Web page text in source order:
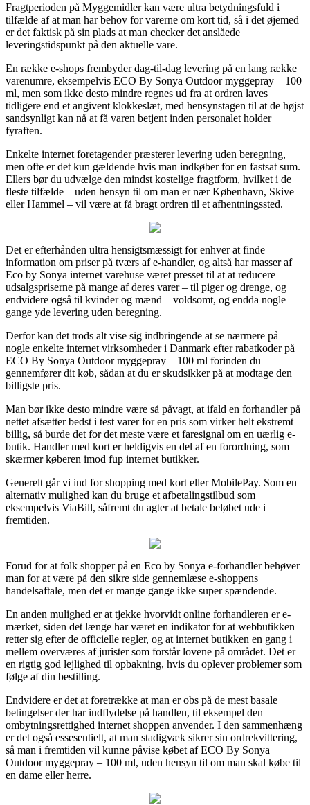
Fragtperioden på Myggemidler kan være ultra betydningsfuld i
tilfælde af at man har behov for varerne om kort tid, så i det øjemed
er det faktisk på sin plads at man checker det anslåede
leveringstidspunkt på den aktuelle vare.
En række e-shops frembyder dag-til-dag levering på en lang række
varenumre, eksempelvis ECO By Sonya Outdoor myggepray – 100
ml, men som ikke desto mindre regnes ud fra at ordren laves
tidligere end et angivent klokkeslæt, med hensynstagen til at de højst
sandsynligt kan nå at få varen betjent inden personalet holder
fyraften.
Enkelte internet foretagender præsterer levering uden beregning,
men ofte er det kun gældende hvis man indkøber for en fastsat sum.
Ellers bør du udvælge den mindst kostelige fragtform, hvilket i de
fleste tilfælde – uden hensyn til om man er nær København, Skive
eller Hammel – vil være at få bragt ordren til et afhentningssted.
Det er efterhånden ultra hensigtsmæssigt for enhver at finde
information om priser på tværs af e-handler, og altså har masser af
Eco by Sonya internet varehuse været presset til at at reducere
udsalgspriserne på mange af deres varer – til piger og drenge, og
endvidere også til kvinder og mænd – voldsomt, og endda nogle
gange yde levering uden beregning.
Derfor kan det trods alt vise sig indbringende at se nærmere på
nogle enkelte internet virksomheder i Danmark efter rabatkoder på
ECO By Sonya Outdoor myggepray – 100 ml forinden du
gennemfører dit køb, sådan at du er skudsikker på at modtage den
billigste pris.
Man bør ikke desto mindre være så påvagt, at ifald en forhandler på
nettet afsætter bedst i test varer for en pris som virker helt ekstremt
billig, så burde det for det meste være et faresignal om en uærlig e-
butik. Handler med kort er heldigvis en del af en forordning, som
skærmer køberen imod fup internet butikker.
Generelt går vi ind for shopping med kort eller MobilePay. Som en
alternativ mulighed kan du bruge et afbetalingstilbud som
eksempelvis ViaBill, såfremt du agter at betale beløbet ude i
fremtiden.
Forud for at folk shopper på en Eco by Sonya e-forhandler behøver
man for at være på den sikre side gennemlæse e-shoppens
handelsaftale, men det er mange gange ikke super spændende.
En anden mulighed er at tjekke hvorvidt online forhandleren er e-
mærket, siden det længe har været en indikator for at webbutikken
retter sig efter de officielle regler, og at internet butikken en gang i
mellem overværes af jurister som forstår lovene på området. Det er
en rigtig god lejlighed til opbakning, hvis du oplever problemer som
følge af din bestilling.
Endvidere er det at foretrække at man er obs på de mest basale
betingelser der har indflydelse på handlen, til eksempel den
ombytningsrettighed internet shoppen anvender. I den sammenhæng
er det også essesentielt, at man stadigvæk sikrer sin ordrekvittering,
så man i fremtiden vil kunne påvise købet af ECO By Sonya
Outdoor myggepray – 100 ml, uden hensyn til om man skal købe til
en dame eller herre.